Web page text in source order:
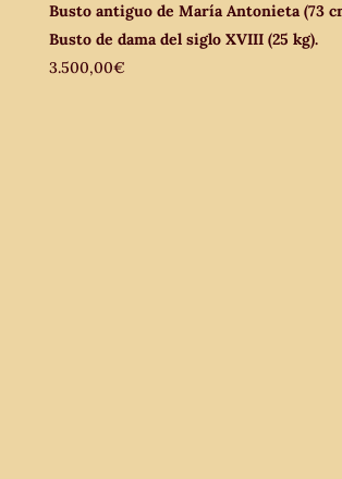
Busto antiguo de María Antonieta (73
Busto de dama del siglo XVIII (25 kg).
3.500,00€